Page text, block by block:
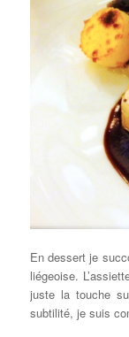
En dessert je
liégeoise.
juste la touche
subtilité, je suis